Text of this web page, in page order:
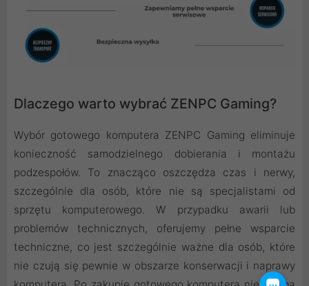
Dlaczego warto wybrać ZENPC Gaming?
Wybór gotowego komputera ZENPC Gaming eliminuje
konieczność samodzielnego dobierania i montażu
podzespołów. To znacząco oszczędza czas i nerwy,
szczególnie dla osób, które nie są specjalistami od
sprzętu komputerowego. W przypadku awarii lub
problemów technicznych, oferujemy pełne wsparcie
techniczne, co jest szczególnie ważne dla osób, które
nie czują się pewnie w obszarze konserwacji i naprawy